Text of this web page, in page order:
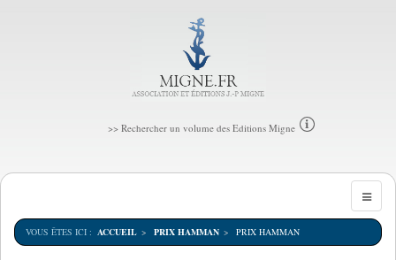
>> Rechercher un volume des Editions Migne
VOUS ÊTES ICI : ACCUEIL PRIX HAMMAN PRIX HAMMAN